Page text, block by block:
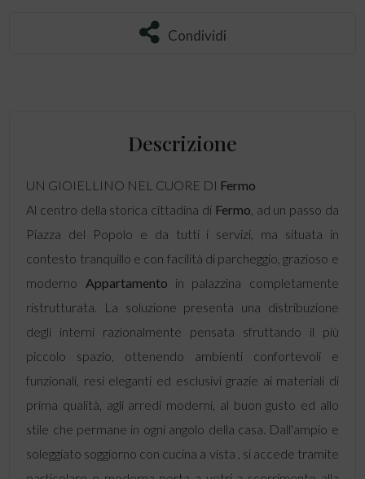
Condividi
Condividi
Descrizione
UN GIOIELLINO NEL CUORE DI Fermo
Al centro della storica cittadina di Fermo , ad un passo da
Piazza del Popolo e da tutti i servizi, ma situata in
contesto tranquillo e con facilità di parcheggio, grazioso e
moderno Appartamento in palazzina completamente
ristrutturata. La soluzione presenta una distribuzione
degli interni razionalmente pensata sfruttando il più
piccolo spazio, ottenendo ambienti confortevoli e
funzionali, resi eleganti ed esclusivi grazie ai materiali di
prima qualità, agli arredi moderni, al buon gusto ed allo
stile che permane in ogni angolo della casa. Dall'ampio e
soleggiato soggiorno con cucina a vista , si accede tramite